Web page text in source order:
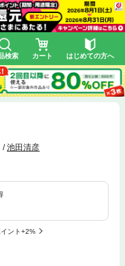
検索 カート はじめての方へ
池田清彦
ント+2%